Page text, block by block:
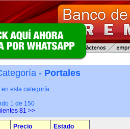
- Portales
esta categoría.
1 de 150
81 >>
Precio
Estado